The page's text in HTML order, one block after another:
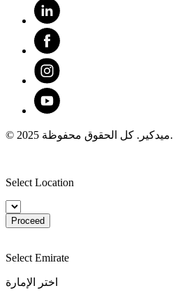
© 2025 ميدكير. كل الحقوق محفوظة.
Select Location
Proceed
Select Emirate
اختر الإمارة